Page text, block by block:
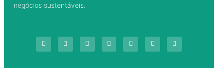
negócios sustentáveis.